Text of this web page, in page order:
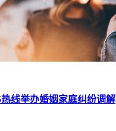
热线举办婚姻家庭纠纷调解